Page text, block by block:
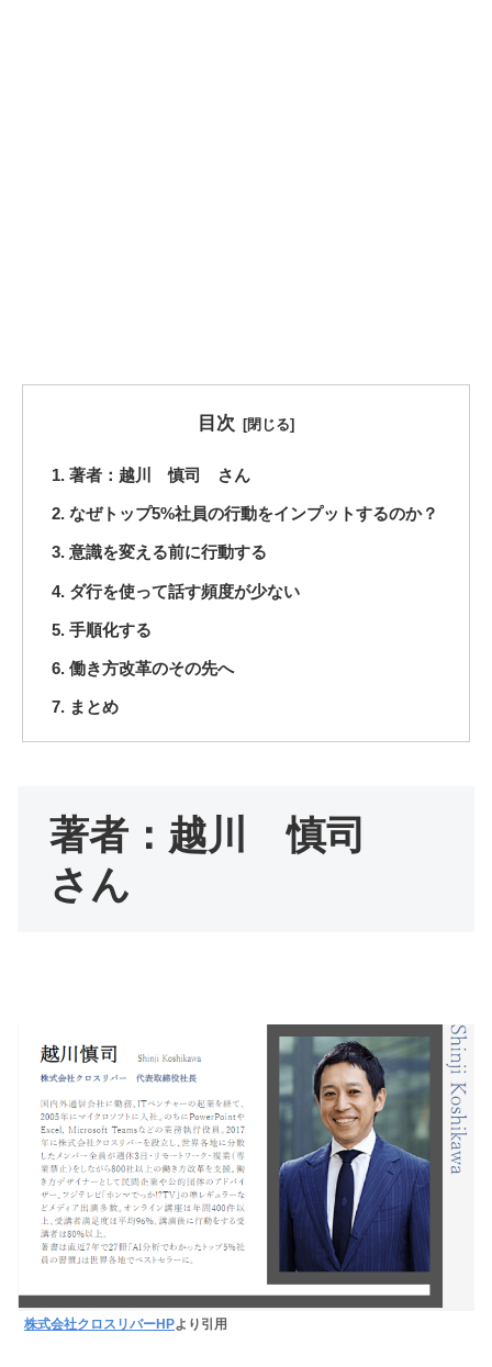
目次
著者：越川 慎司 さん
なぜトップ5%社員の行動をインプットするのか？
意識を変える前に行動する
ダ行を使って話す頻度が少ない
手順化する
働き方改革のその先へ
まとめ
著者：越川 慎司
さん
株式会社クロスリバーHPより引用